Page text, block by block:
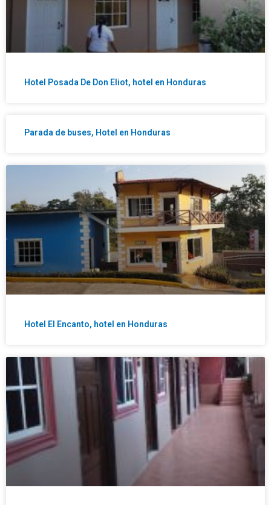
Hotel Posada De Don Eliot, hotel en Honduras
Parada de buses, Hotel en Honduras
Hotel El Encanto, hotel en Honduras